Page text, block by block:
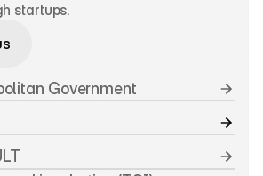
startups.
Government